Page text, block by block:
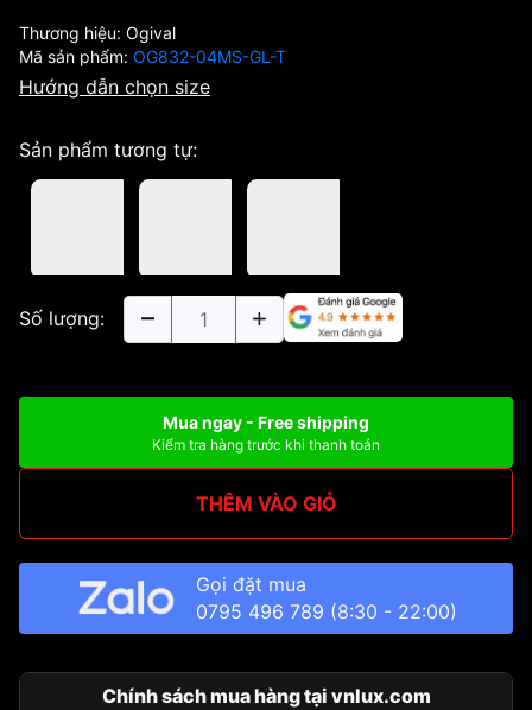
Thương hiệu: Ogival
Mã sản phẩm: OG832-04MS-GL-T
Hướng dẫn chọn size
Sản phẩm tương tự:
Số lượng:
Mua ngay - Free shipping
Kiểm tra hàng trước khi thanh toán
THÊM VÀO GIỎ
Gọi đặt mua
0795 496 789 (8:30 - 22:00)
Chính sách mua hàng tại vnlux.com